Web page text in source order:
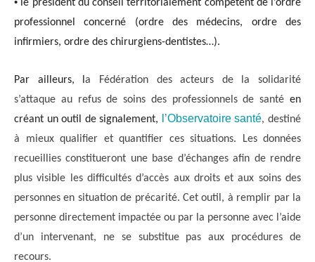
le président du conseil territorialement compétent de l’ordre
professionnel concerné (ordre des médecins, ordre des
infirmiers, ordre des chirurgiens-dentistes…).
Par ailleurs, la Fédération des acteurs de la solidarité
s’attaque au refus de soins des professionnels de santé en
créant un outil de signalement,
l’Observatoire santé, destiné
à mieux qualifier et quantifier ces situations. Les données
recueillies constitueront une base d’échanges afin de rendre
plus visible les difficultés d’accès aux droits et aux soins des
personnes en situation de précarité. Cet outil, à remplir par la
personne directement impactée ou par la personne avec l’aide
d’un intervenant, ne se substitue pas aux procédures de
recours.